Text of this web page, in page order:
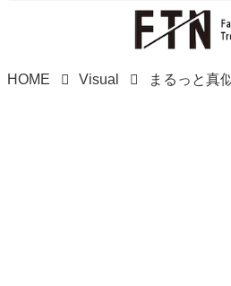
HOME Visual